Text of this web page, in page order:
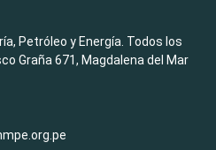
Petróleo y Energía. Todos los
Graña 671, Magdalena del Mar